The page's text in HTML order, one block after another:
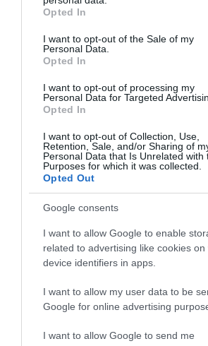
grant or deny consent to Google and its
use your data for below specified
consent section.
Opted In
I want to opt-out of the Sale of my
Personal Data.
Opted In
I want to opt-out of processing my
Personal Data for Targeted
Opted In
I want to opt-out of Collection, Use,
Retention, Sale, and/or Sharing of
Personal Data that Is Unrelated with
Purposes for which it was collected.
Opted Out
Google consents
I want to allow Google to enable
related to advertising like cookies on
device identifiers in apps.
I want to allow my user data to be
Google for online advertising
I want to allow Google to send me